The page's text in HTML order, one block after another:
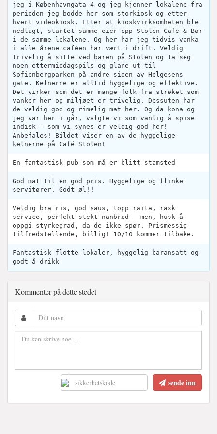
jeg i Københavngata 4 og jeg kjenner lokalene fra
perioden jeg bodde her som storkiosk og etter
hvert videokiosk. Etter at kioskvirksomheten ble
nedlagt, startet samme eier opp Stolen Cafe & Bar
i de samme lokalene. Og her har jeg tidvis vanka
i alle årene caféen har vært i drift. Veldig
trivelig å sitte ved baren på Stolen og ta seg
noen ettermiddagspils og glane ut til
Sofienbergparken på andre siden av Helgesens
gate. Kelnerne er alltid hyggelige og effektive.
Det virker som det er mange folk fra strøket som
vanker her og miljøet er trivelig. Dessuten har
de veldig god og rimelig mat her. Og da kona og
jeg var her i går, valgte vi som vanlig å spise
indisk — som vi synes er veldig god her!
Anbefales! Bildet viser en av de hyggelige
kelnerne på Café Stolen!
En fantastisk pub som må er blitt stamsted
God mat til en god pris. Hyggelige og flinke
servitører. Godt øl!!
Veldig bra ris, god saus, topp raita, rask
service, perfekt stekt nanbrød - men, husk å
oppgi styrkegrad, da de ikke spør. Prismessig
tilfredstellende, billig! 10/10 kommer tilbake.
Fantastisk flotte lokaler, hyggelig baransatt og
godt å drikk
Kommenter på dette stedet
sende inn